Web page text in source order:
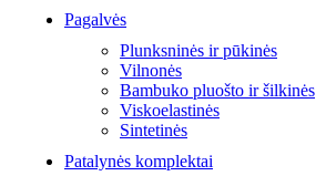
Pagalvės
Plunksninės ir pūkinės
Vilnonės
Bambuko pluošto ir šilkinės
Viskoelastinės
Sintetinės
Patalynės komplektai